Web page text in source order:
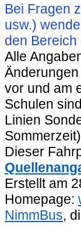
Bei Fragen
usw.)
den
Alle
vor und am
Schulen
Linien
Dieser
Erstellt am
Homepage:
NimmBus,